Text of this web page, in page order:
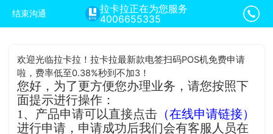
结束沟通
拉卡拉正在为您服务
4006655335
欢迎光临拉卡拉！拉卡拉最新款电签扫码POS机免费申请
啦，费率低至0.38%秒到不加3！
您好，为了更方便您办理业务，请您按照下
面提示进行操作：
1、产品申请可以直接点击 （在线申请链接）
进行申请，申请成功后我们会有客服人员在